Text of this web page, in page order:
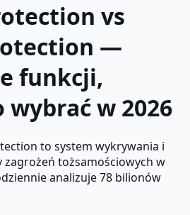
vs
—
funkcji,
wybrać w 2026
to system wykrywania i
tożsamościowych w
analizuje 78 bilionów